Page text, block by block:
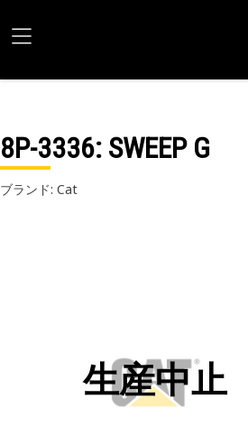
8P-3336: SWEEP G
ブランド: Cat
生産中止